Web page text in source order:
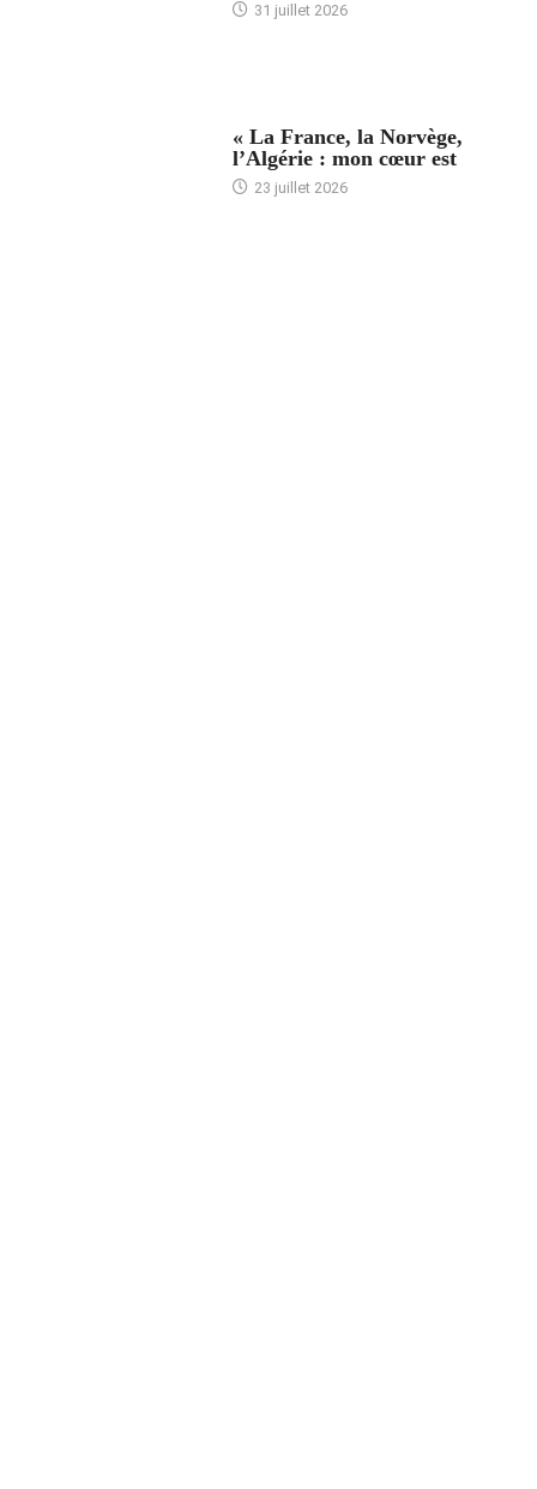
31 juillet 2026
« La France, la Norvège,
l’Algérie : mon cœur est
23 juillet 2026